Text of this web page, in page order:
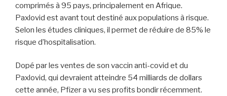
comprimés à 95 pays, principalement en Afrique.
Paxlovid est avant tout destiné aux populations à risque.
Selon les études cliniques, il permet de réduire de 85% le
risque d’hospitalisation.
Dopé par les ventes de son vaccin anti-covid et du
Paxlovid, qui devraient atteindre 54 milliards de dollars
cette année, Pfizer a vu ses profits bondir récemment.